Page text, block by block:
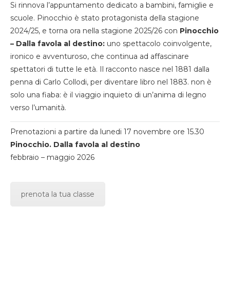
Si rinnova l’appuntamento dedicato a bambini, famiglie e
scuole. Pinocchio è stato protagonista della stagione
2024/25, e torna ora nella stagione 2025/26 con Pinocchio
– Dalla favola al destino: uno spettacolo coinvolgente,
ironico e avventuroso, che continua ad affascinare
spettatori di tutte le età. Il racconto nasce nel 1881 dalla
penna di Carlo Collodi, per diventare libro nel 1883. non è
solo una fiaba: è il viaggio inquieto di un’anima di legno
verso l’umanità.
Prenotazioni a partire da lunedi 17 novembre ore 15.30
Pinocchio. Dalla favola al destino
febbraio – maggio 2026
prenota la tua classe